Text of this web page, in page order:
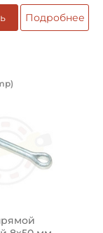
Подробнее
8x71 мм,
прямой